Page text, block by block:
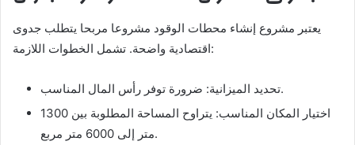
يعتبر مشروع إنشاء محطات الوقود مشروعا مربحا يتطلب جدوى
اقتصادية واضحة. تشمل الخطوات اللازمة:
تحديد الميزانية: ضرورة توفر رأس المال المناسب.
اختيار المكان المناسب: يتراوح المساحة المطلوبة بين 1300
متر إلى 6000 متر مربع.